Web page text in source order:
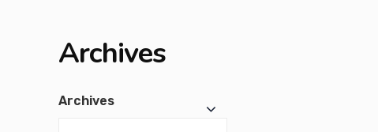
Archives
Archives